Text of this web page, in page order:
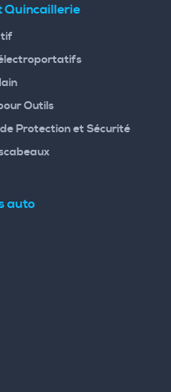
Quincaillerie
Outils
Protection et Sécurité
auto